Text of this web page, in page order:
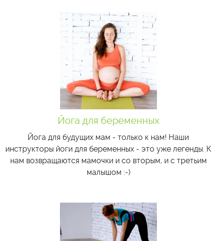
Йога для беременных
Йога для будущих мам - только к нам! Наши
инструкторы йоги для беременных - это уже легенды. К
нам возвращаются мамочки и со вторым, и с третьим
малышом :-)